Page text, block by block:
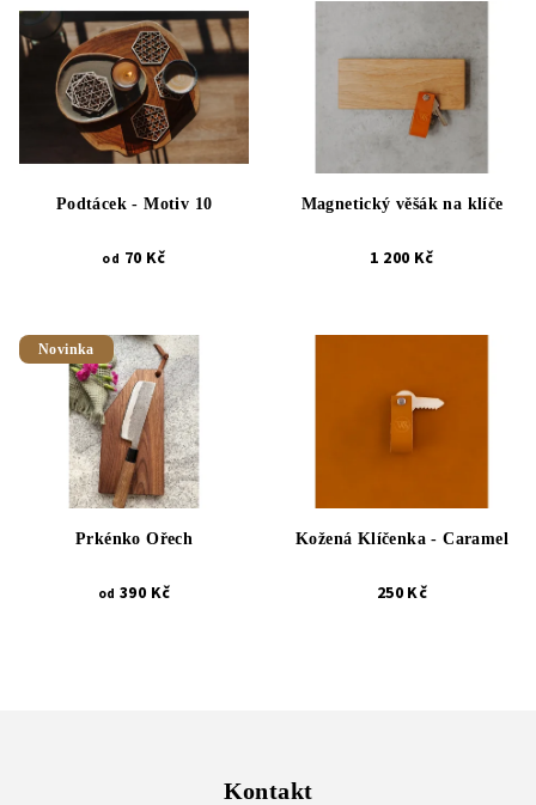
Podtácek - Motiv 10
od 70 Kč
Magnetický věšák na klíče
1 200 Kč
Novinka
Prkénko Ořech
od 390 Kč
Kožená Klíčenka - Caramel
250 Kč
Kontakt